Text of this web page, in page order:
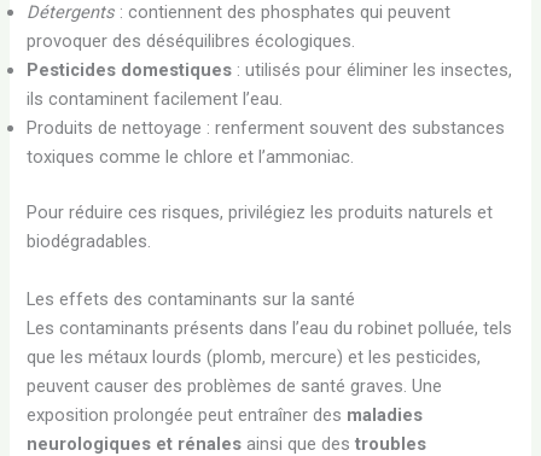
Détergents : contiennent des phosphates qui peuvent
provoquer des déséquilibres écologiques.
Pesticides domestiques : utilisés pour éliminer les insectes,
ils contaminent facilement l’eau.
Produits de nettoyage : renferment souvent des substances
toxiques comme le chlore et l’ammoniac.
Pour réduire ces risques, privilégiez les produits naturels et
biodégradables.
Les effets des contaminants sur la santé
Les contaminants présents dans l’eau du robinet polluée, tels
que les métaux lourds (plomb, mercure) et les pesticides,
peuvent causer des problèmes de santé graves. Une
exposition prolongée peut entraîner des maladies
neurologiques et rénales ainsi que destroubles